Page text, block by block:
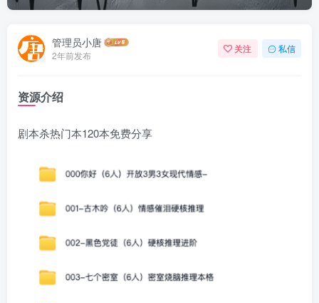
管理员小唐
2年前发布
关注 私信
资源介绍
剧本杀热门本120本免费分享